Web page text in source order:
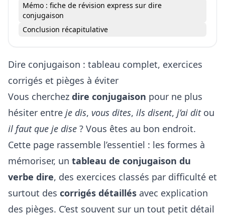
Mémo : fiche de révision express sur dire
conjugaison
Conclusion récapitulative
Dire conjugaison : tableau complet, exercices
corrigés et pièges à éviter
Vous cherchez dire conjugaison pour ne plus
hésiter entre je dis, vous dites, ils disent, j’ai ditou
il faut que je dise ? Vous êtes au bon endroit.
Cette page rassemble l’essentiel : les formes à
mémoriser, un tableau de conjugaison du
verbe dire, des exercices classés par difficulté et
surtout des corrigés détaillés avec explication
des pièges. C’est souvent sur un tout petit détail